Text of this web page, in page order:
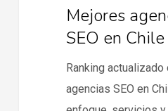
Mejores
SEO en
Ranking
agencias SEO en